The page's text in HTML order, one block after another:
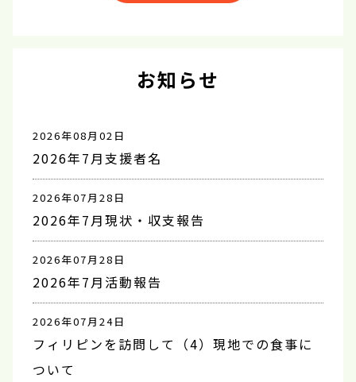
お知らせ
2026年08月02日
2026年7月支援者名
2026年07月28日
2026年7月現状・収支報告
2026年07月28日
2026年7月活動報告
2026年07月24日
フィリピンを訪問して（4）現地での食事に
ついて